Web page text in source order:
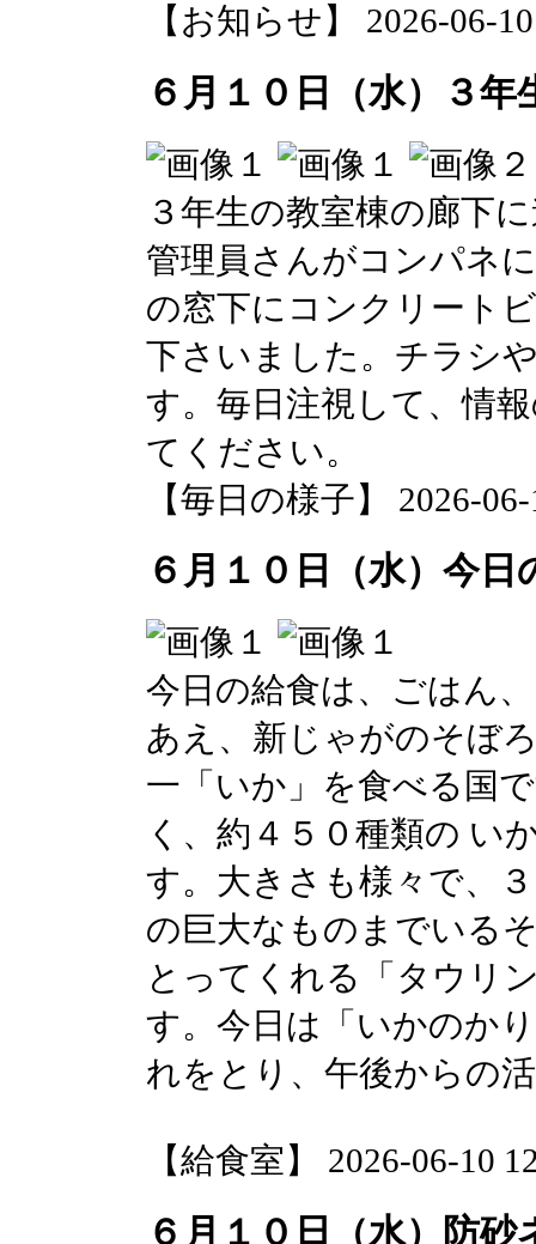
【お知らせ】 2026-06-
６月１０日（水）３
３年生の教室棟の廊下
管理員さんがコンパネ
の窓下にコンクリート
下さいました。チラシ
す。毎日注視して、情
てください。
【毎日の様子】 2026-
６月１０日（水）今日
今日の給食は、ごはん
あえ、新じゃがのそぼ
一「いか」を食べる国
く、約４５０種類の い
す。大きさも様々で、
の巨大なものまでいる
とってくれる「タウリ
す。今日は「いかのか
れをとり、午後からの
【給食室】 2026-06-10
６月１０日（水）防